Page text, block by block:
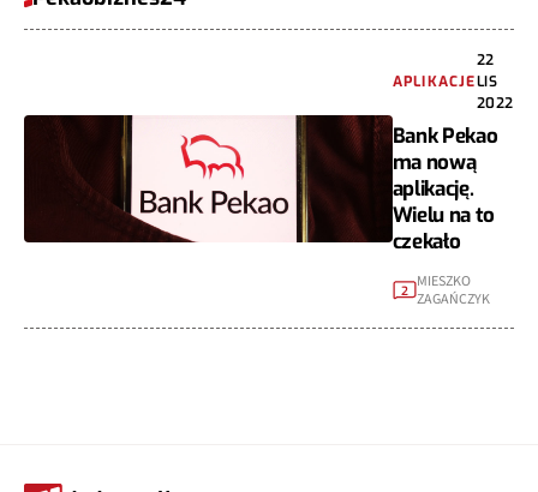
APLIKACJE
22
LIS
2022
Bank Pekao
ma nową
aplikację.
Wielu na to
czekało
2 MIESZKO
ZAGAŃCZYK